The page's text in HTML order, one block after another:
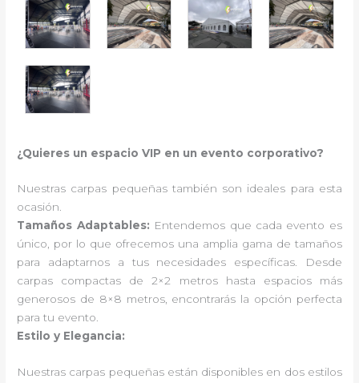
¿Quieres un espacio VIP en un evento corporativo?
Nuestras carpas pequeñas también son ideales para esta
ocasión.
Tamaños Adaptables: Entendemos que cada evento es
único, por lo que ofrecemos una amplia gama de tamaños
para adaptarnos a tus necesidades específicas. Desde
carpas compactas de 2×2 metros hasta espacios más
generosos de 8×8 metros, encontrarás la opción perfecta
para tu evento.
Estilo y Elegancia:
Nuestras carpas pequeñas están disponibles en dos estilos